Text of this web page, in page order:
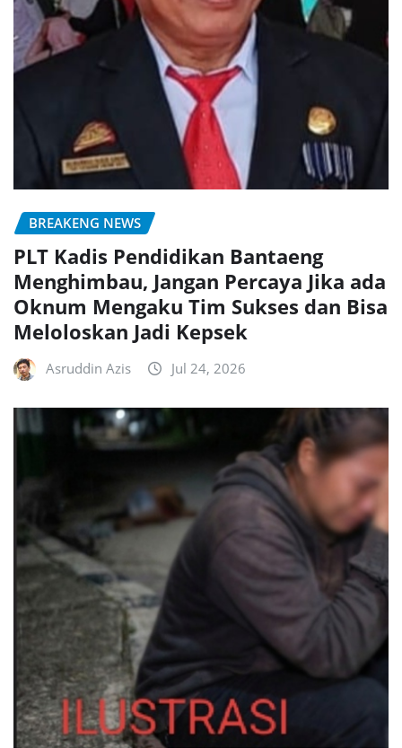
BREAKENG NEWS
PLT Kadis Pendidikan Bantaeng
Menghimbau, Jangan Percaya Jika ada
Oknum Mengaku Tim Sukses dan Bisa
Meloloskan Jadi Kepsek
Asruddin Azis Jul 24, 2026